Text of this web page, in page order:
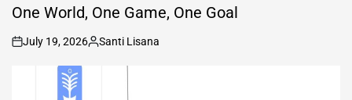
IN
One World, One Game, One Goal
on
July 19, 2026
Posted
Santi Lisana